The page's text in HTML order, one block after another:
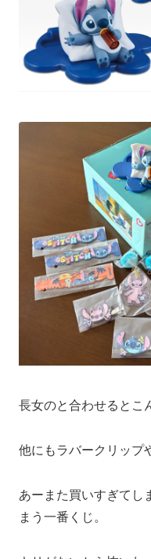
長女のと合わせるとこ
他にもラバークリップ
あーまた買いすぎてし
まう一番くじ。